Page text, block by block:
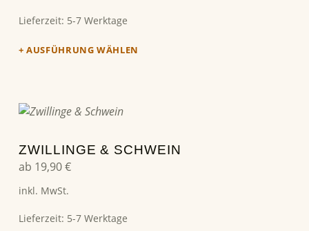
Lieferzeit: 5-7 Werktage
AUSFÜHRUNG WÄHLEN
ZWILLINGE & SCHWEIN
ab 19,90€
inkl. MwSt.
Lieferzeit: 5-7 Werktage
Dieses Produkt weist mehrere Varianten auf. Die Optionen können auf der Produktseite gewählt werden